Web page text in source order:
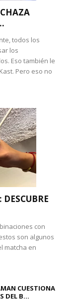
todos los
los
Eso también le
Pero eso no
con
son algunos
matcha en
CUESTIONA
DEL B...